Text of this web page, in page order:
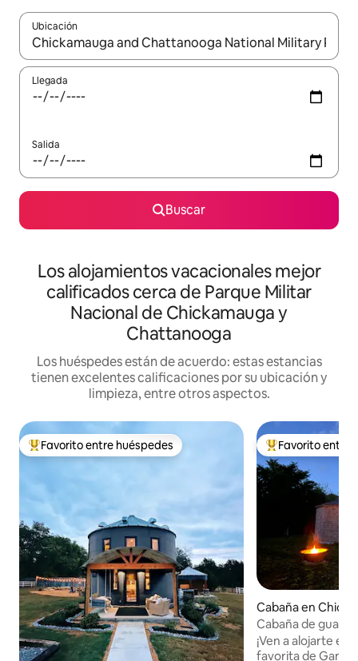
Ubicación
Cuando los resultados estén disponibles, podrás navegar
Llegada
Salida
Buscar
Los alojamientos vacacionales mejor
calificados cerca de Parque Militar
Nacional de Chickamauga y
Chattanooga
Los huéspedes están de acuerdo: estas estancias
tienen excelentes calificaciones por su ubicación y
limpieza, entre otros aspectos.
De los mejores en Favorito entre huéspedes
Favorito entre huéspedes De los mejores
Favorito entre
Cabaña en
Cabaña de
¡Ven a alojarte en
favorita de